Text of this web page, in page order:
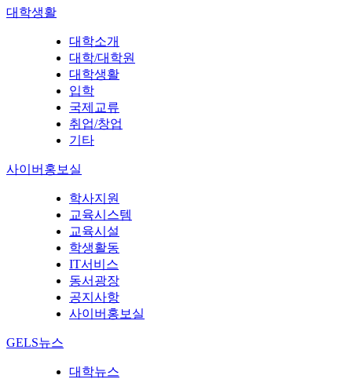
대학생활
대학소개
대학/대학원
대학생활
입학
국제교류
취업/창업
기타
사이버홍보실
학사지원
교육시스템
교육시설
학생활동
IT서비스
동서광장
공지사항
사이버홍보실
GELS뉴스
대학뉴스